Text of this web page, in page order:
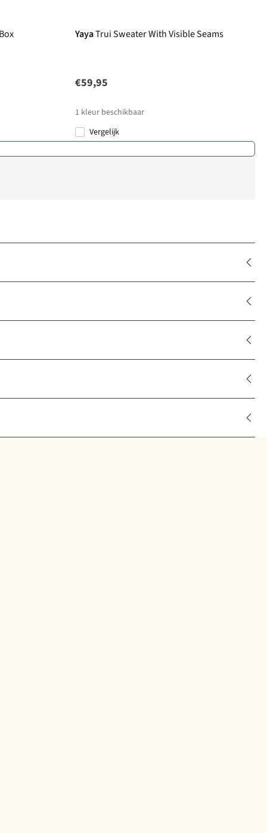
YayaTrui Sweater With Visible Seams
€59,95
1 kleur beschikbaar
Vergelijk